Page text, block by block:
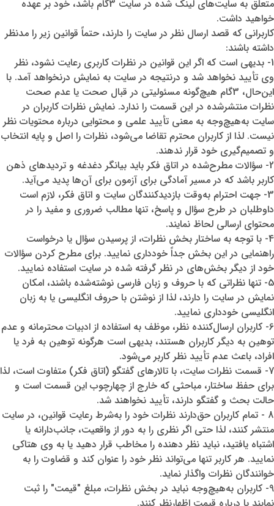
متعلق به سایت‌های لینک شده در سایت 3گام باشد، خود بر عهده
خواهید داشت.
کاربرانی که قصد ارسال نظر در سایت را دارند، حتماً قوانین زیر را مدنظر
داشته باشند:
1
- بدیهی است که اگر این قوانین در نظرات کاربری رعایت نشود، نظر
وی تأیید نخواهد شد و درنتیجه در سایت به نمایش درنخواهد آمد. با
این‌حال، 3گام هیچ‌گونه مسئولیتی در قبال صحت یا عدم صحت
نظرات منتشرشده در این قسمت را ندارد. نمایش نظرات کاربران در
سایت به‌هیچ‌وجه به معنی تأیید علمی و محتوایی درباره محتویات نظر
نیست. لذا از کاربران محترم تقاضا می‌شود، نظرات را اصل و پایه انتخاب
و تصمیم‌گیری خود قرار ندهند.
2
- سؤالات مطرح‌شده در اتاق فکر باید بیانگر دغدغه و تردیدهای ذهن
کاربر باشد که در مسیر آمادگی برای آزمون برای آن‌ها پدید می‌آید.
3
- جهت احترام به‌وقت بازدیدکنندگان سایت و اتاق فکر، لازم است
داوطلبان در طرح سؤال و پاسخ، تنها مطالب ضروری و مفید را در
محتوای ارسالی لحاظ نمایند.
4
- با توجه به ساختار بخش نظرات، از پرسیدن سؤال یا درخواست
راهنمایی در این بخش جداً خودداری نمایید. برای مطرح کردن سؤالات
خود از دیگر بخش‌های در نظر گرفته ‌شده در سایت استفاده نمایید.
5
- تنها نظراتی که با حروف و زبان فارسی نوشته‌شده باشند، امکان
نمایش در سایت را دارند، لذا از نوشتن با حروف انگلیسی یا به زبان
انگلیسی خودداری نمایید.
6
- کاربران ارسال‌کننده نظر، موظف به استفاده از ادبیات محترمانه و عدم
توهین به دیگر کاربران هستند، بدیهی است هرگونه توهین به فرد یا
افراد، باعث عدم ‌تأیید نظر کاربر می‌شود.
7
- قسمت نظرات سایت، با تالارهای گفتگو (اتاق فکر) متفاوت است، لذا
برای حفظ ساختار، مباحثی که خارج از چهارچوب این قسمت است و
حالت بحث و گفتگو دارند، تأیید نخواهند شد.
8
- تمام کاربران حق‌دارند نظرات خود را به‌شرط رعایت قوانین، در سایت
منتشر کنند، لذا حتی اگر نظری را به ‌دور از واقعیت، جانب‌دارانه یا
اشتباه یافتید، نباید نظر دهنده را مخاطب قرار دهید یا به وی هتاکی
نمایید. هر کاربر تنها می‌تواند نظر خود را عنوان کند و قضاوت را به
خوانندگان نظرات واگذار نماید.
9
- کاربران به‌هیچ‌وجه نباید در بخش نظرات، مبلغ "قیمت" را ثبت